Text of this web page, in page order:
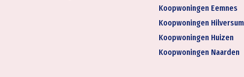
Koopwoningen Eemnes
Koopwoningen Hilversum
Koopwoningen Huizen
Koopwoningen Naarden